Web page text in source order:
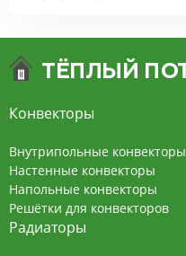
Конвекторы
Внутрипольные конвекторы
Настенные конвекторы
Напольные конвекторы
Решётки для конвекторов
Радиаторы